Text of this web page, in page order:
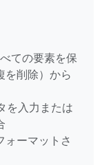
ての要素を保
を削除）から
を入力または
ォーマットさ